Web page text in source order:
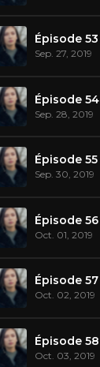
Épisode 53
Sep. 27, 2019
Épisode 54
Sep. 28, 2019
Épisode 55
Sep. 30, 2019
Épisode 56
Oct. 01, 2019
Épisode 57
Oct. 02, 2019
Épisode 58
Oct. 03, 2019